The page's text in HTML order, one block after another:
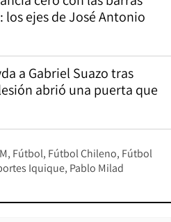
los ejes de José Antonio
a Gabriel Suazo tras
abrió una puerta que
Fútbol Fútbol Chileno Fútbol
Iquique Pablo Milad